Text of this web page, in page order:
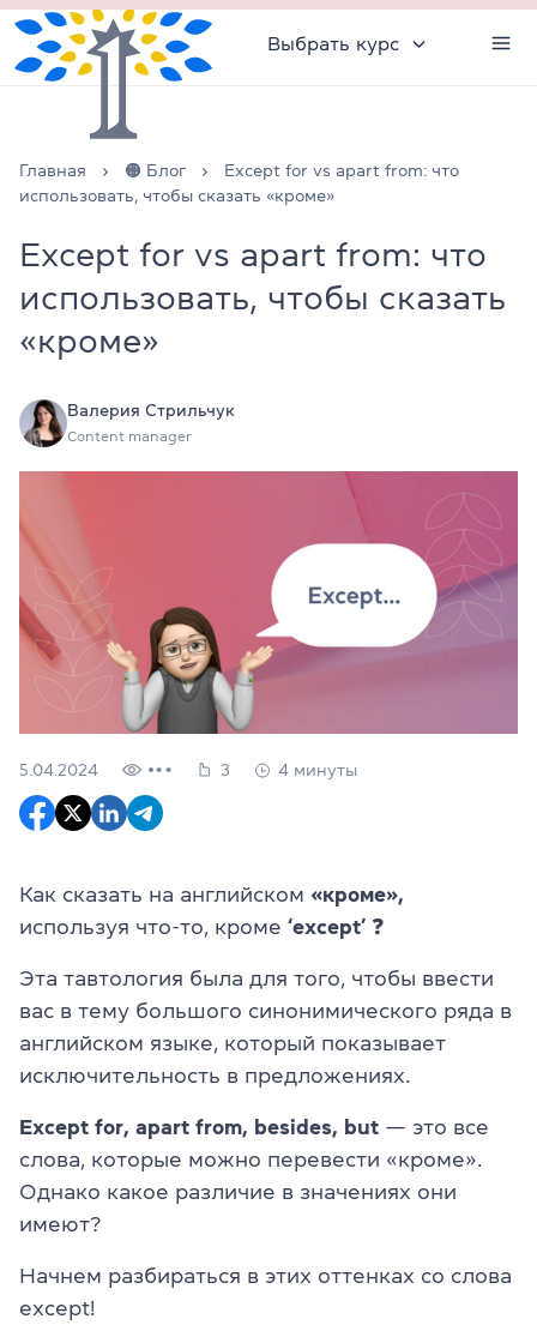
Выбрать курс
Главная 🟠 Блог
Except for vs apart from: что
использовать, чтобы сказать «кроме»
Except for vs apart from: что
использовать, чтобы сказать
«кроме»
Валерия Стрильчук
Content manager
5.04.2024 3 4 минуты
Как сказать на английском «кроме»,
используя что-то, кроме ‘except’ ❓
Эта тавтология была для того, чтобы ввести
вас в тему большого синонимического ряда в
английском языке, который показывает
исключительность в предложениях.
Except for, apart from, besides, but — это все
слова, которые можно перевести «кроме».
Однако какое различие в значениях они
имеют?
Начнем разбираться в этих оттенках со слова
except!